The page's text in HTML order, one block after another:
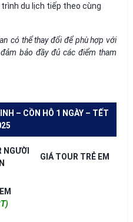
du lịch tiếp theo cùng
có thể thay đổi để phù hợp với
bảo đầy đủ các điểm tham
– CỒN HÔ 1 NGÀY – TẾT
NGƯỜI
GIÁ TOUR TRẺ EM